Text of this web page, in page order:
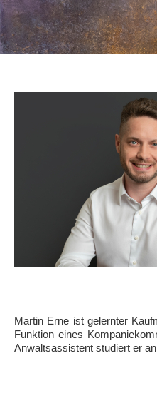
Martin Erne ist gelernter
Funktion eines
Anwaltsassistent studiert er